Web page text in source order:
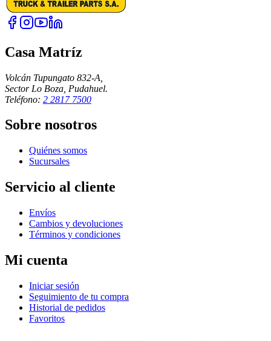
Casa Matríz
Volcán Tupungato 832-A,
Sector Lo Boza, Pudahuel.
Teléfono: 2 2817 7500
Sobre nosotros
Quiénes somos
Sucursales
Servicio al cliente
Envíos
Cambios y devoluciones
Términos y condiciones
Mi cuenta
Iniciar sesión
Seguimiento de tu compra
Historial de pedidos
Favoritos